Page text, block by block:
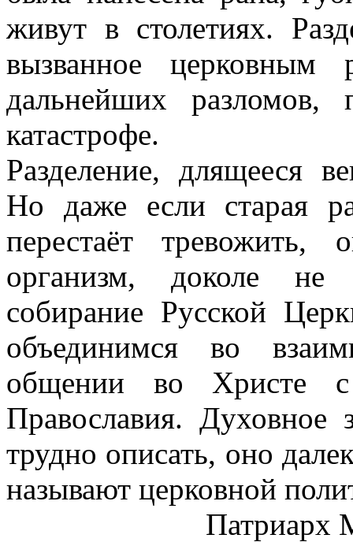
живут в столетиях.
вызванное церковным
дальнейших разломов,
катастрофе.
Разделение, длящееся
Но даже если старая
перестаёт тревожить,
организм, доколе не
собирание Русской
объединимся во
общении во Христе с
Православия. Духовное
трудно описать, оно
называют церковной
Патриарх